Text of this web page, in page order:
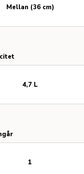
Mellan (36 cm)
4,7 L
1